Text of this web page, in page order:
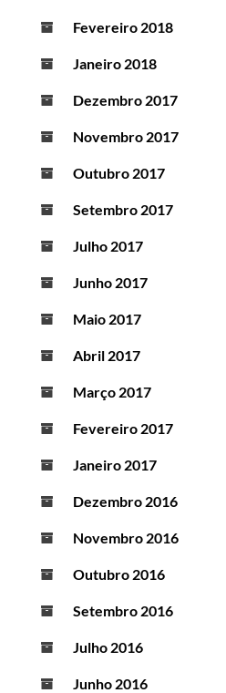
Fevereiro 2018
Janeiro 2018
Dezembro 2017
Novembro 2017
Outubro 2017
Setembro 2017
Julho 2017
Junho 2017
Maio 2017
Abril 2017
Março 2017
Fevereiro 2017
Janeiro 2017
Dezembro 2016
Novembro 2016
Outubro 2016
Setembro 2016
Julho 2016
Junho 2016